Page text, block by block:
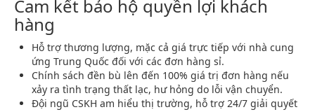
Cam kết bảo hộ quyền lợi khách
hàng
Hỗ trợ thương lượng, mặc cả giá trực tiếp với nhà cung
ứng Trung Quốc đối với các đơn hàng sỉ.
Chính sách đền bù lên đến 100% giá trị đơn hàng nếu
xảy ra tình trạng thất lạc, hư hỏng do lỗi vận chuyển.
Đội ngũ CSKH am hiểu thị trường, hỗ trợ 24/7 giải quyết